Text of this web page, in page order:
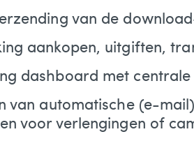
van de
aankopen, uitgiften,
dashboard met
van automatische (e-mail)
voor verlengingen of